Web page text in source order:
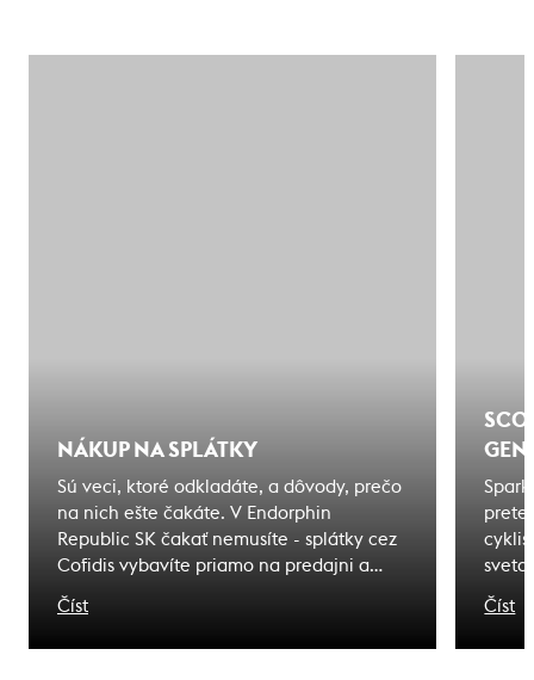
NÁKUP NA SPLÁTKY
Sú veci, ktoré odkladáte, a dôvody, prečo
na nich ešte čakáte. V Endorphin
Republic SK čakať nemusíte - splátky cez
Cofidis vybavíte priamo na predajni a
odídete s tým, čo ste si vybrali. Zážitky, na
ktoré čakáte sú bližšie, ako si myslíte.
Číst
meno
Číst